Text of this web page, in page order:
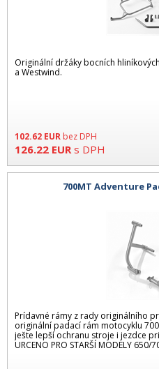
Originální držáky bocních
a Westwind.
102.62 EUR bez DPH
126.22 EUR s DPH
700MT Adventure
Prídavné rámy z rady originálního
originální padací rám motocyklu
ješte lepší ochranu stroje i jezdce
URCENO PRO STARŠÍ MODELY 650/